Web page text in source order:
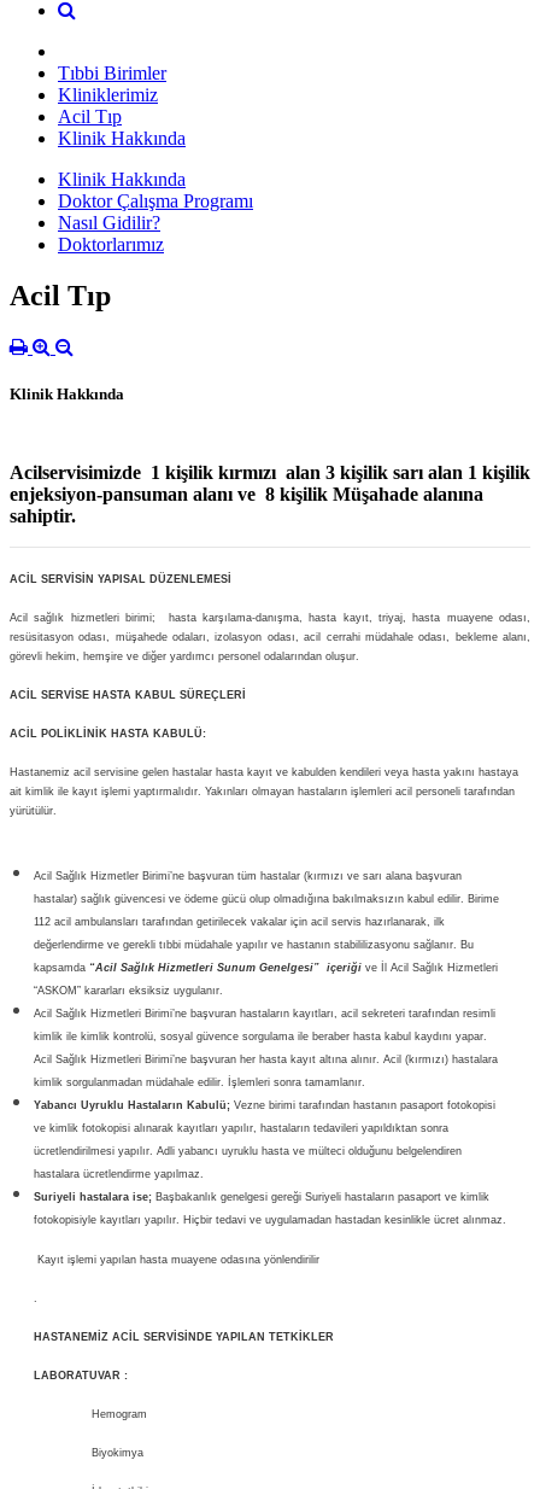
Tıbbi Birimler
Kliniklerimiz
Acil Tıp
Klinik Hakkında
Klinik Hakkında
Doktor Çalışma Programı
Nasıl Gidilir?
Doktorlarımız
Acil Tıp
Klinik Hakkında
Acilservisimizde 1 kişilik kırmızı alan 3 kişilik sarı alan 1 kişilik
enjeksiyon-pansuman alanı ve 8 kişilik Müşahade alanına
sahiptir.
ACİL SERVİSİN YAPISAL DÜZENLEMESİ
Acil sağlık hizmetleri birimi; hasta karşılama-danışma, hasta kayıt, triyaj, hasta muayene odası,
resüsitasyon odası, müşahede odaları, izolasyon odası, acil cerrahi müdahale odası, bekleme alanı,
görevli hekim, hemşire ve diğer yardımcı personel odalarından oluşur.
ACİL SERVİSE HASTA KABUL SÜREÇLERİ
ACİL POLİKLİNİK HASTA KABULÜ:
Hastanemiz acil servisine gelen hastalar hasta kayıt ve kabulden kendileri veya hasta yakını hastaya
ait kimlik ile kayıt işlemi yaptırmalıdır. Yakınları olmayan hastaların işlemleri acil personeli tarafından
yürütülür.
Acil Sağlık Hizmetler Birimi’ne başvuran tüm hastalar (kırmızı ve sarı alana başvuran
hastalar) sağlık güvencesi ve ödeme gücü olup olmadığına bakılmaksızın kabul edilir. Birime
112 acil ambulansları tarafından getirilecek vakalar için acil servis hazırlanarak, ilk
değerlendirme ve gerekli tıbbi müdahale yapılır ve hastanın stabililizasyonu sağlanır. Bu
kapsamda “Acil Sağlık Hizmetleri Sunum Genelgesi” içeriği ve İl Acil Sağlık Hizmetleri
“ASKOM” kararları eksiksiz uygulanır.
Acil Sağlık Hizmetleri Birimi’ne başvuran hastaların kayıtları, acil sekreteri tarafından resimli
kimlik ile kimlik kontrolü, sosyal güvence sorgulama ile beraber hasta kabul kaydını yapar.
Acil Sağlık Hizmetleri Birimi’ne başvuran her hasta kayıt altına alınır. Acil (kırmızı) hastalara
kimlik sorgulanmadan müdahale edilir. İşlemleri sonra tamamlanır.
Yabancı Uyruklu Hastaların Kabulü; Vezne birimi tarafından hastanın pasaport fotokopisi
ve kimlik fotokopisi alınarak kayıtları yapılır, hastaların tedavileri yapıldıktan sonra
ücretlendirilmesi yapılır. Adli yabancı uyruklu hasta ve mülteci olduğunu belgelendiren
hastalara ücretlendirme yapılmaz.
Suriyeli hastalara ise; Başbakanlık genelgesi gereği Suriyeli hastaların pasaport ve kimlik
fotokopisiyle kayıtları yapılır. Hiçbir tedavi ve uygulamadan hastadan kesinlikle ücret alınmaz.
Kayıt işlemi yapılan hasta muayene odasına yönlendirilir
HASTANEMİZ ACİL SERVİSİNDE YAPILAN TETKİKLER
LABORATUVAR :
Hemogram
Biyokimya